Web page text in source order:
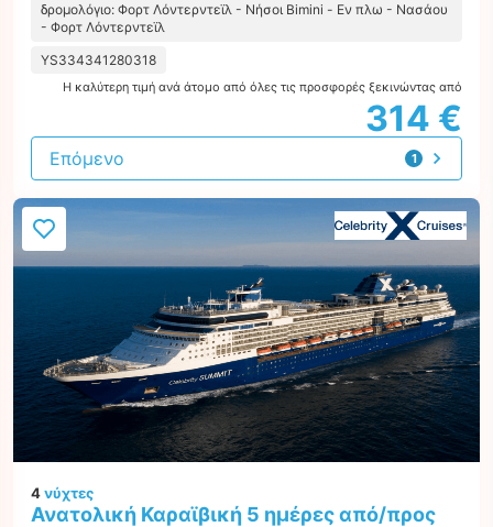
δρομολόγιο: Φορτ Λόντερντεϊλ - Νήσοι Bimini - Εν πλω - Νασάου
- Φορτ Λόντερντεϊλ
YS334341280318
Η καλύτερη τιμή ανά άτομο από όλες τις προσφορές ξεκινώντας από
314 €
1
προσφορά
Επόμενο
4νύχτες
Ανατολική Καραϊβική 5 ημέρες από/προς